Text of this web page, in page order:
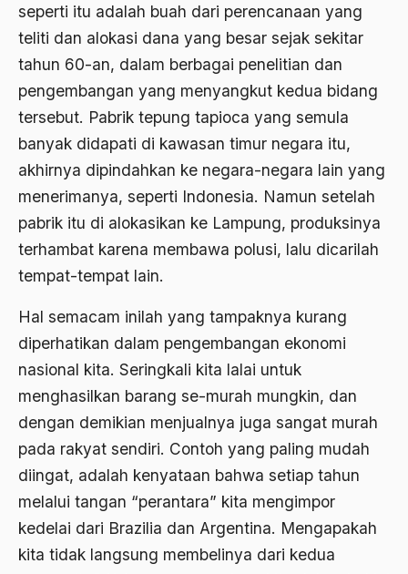
seperti itu adalah buah dari perencanaan yang
teliti dan alokasi dana yang besar sejak sekitar
tahun 60-an, dalam berbagai penelitian dan
pengembangan yang menyangkut kedua bidang
tersebut. Pabrik tepung tapioca yang semula
banyak didapati di kawasan timur negara itu,
akhirnya dipindahkan ke negara-negara lain yang
menerimanya, seperti Indonesia. Namun setelah
pabrik itu di alokasikan ke Lampung, produksinya
terhambat karena membawa polusi, lalu dicarilah
tempat-tempat lain.
Hal semacam inilah yang tampaknya kurang
diperhatikan dalam pengembangan ekonomi
nasional kita. Seringkali kita lalai untuk
menghasilkan barang se-murah mungkin, dan
dengan demikian menjualnya juga sangat murah
pada rakyat sendiri. Contoh yang paling mudah
diingat, adalah kenyataan bahwa setiap tahun
melalui tangan “perantara” kita mengimpor
kedelai dari Brazilia dan Argentina. Mengapakah
kita tidak langsung membelinya dari kedua
Ariel Sharon
Ario Wowor
Arnold Y. Toynbeen
Arogansi Birokrasi
Arrigo Sacchi
Arswendo
Arswendo Atmowiloto
Arti Kepemimpinan
artikel gus dur
asal-usul tradisi keilmuan pesantren
Asas Islam
Asas Keagamaan
asas kebangsaan
Asas Organisasi Islam
Asas Pancasila
Asas Permusyawaratan